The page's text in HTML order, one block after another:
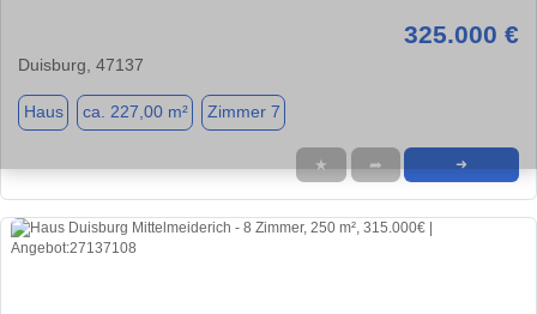
325.000 €
Duisburg, 47137
Haus ca. 227,00 m² Zimmer 7
★ ➦ ➜